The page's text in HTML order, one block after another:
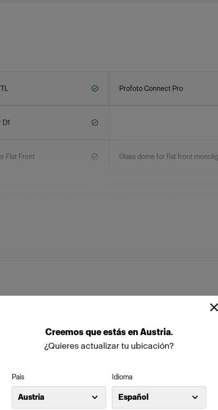
Creemos queestás enAustria.
¿Quieres actualizar tu ubicación?
País
Austria
Idioma
Español
Profoto Connect Pro
Flat Front Glass dome for flat front
Kit
Strip White
técnicas